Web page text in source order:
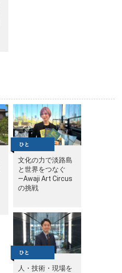
文化の力で淡路島
と世界をつなぐ
—Awaji Art Circus
の挑戦
人・技術・現場を